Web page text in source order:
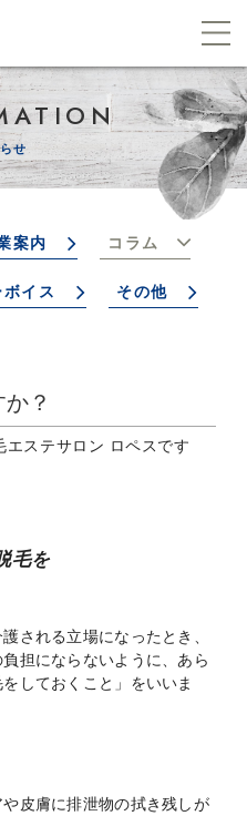
せ
案内 コラム
イス その他
？
ステサロン ロペスです
毛を
される立場になったとき、
担にならないように、あら
しておくこと」をいいま
皮膚に排泄物の拭き残しが